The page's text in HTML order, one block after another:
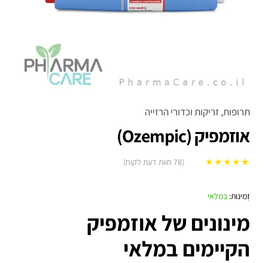
תרופות, זריקות וכדורי הרזייה
אוזמפיק (Ozempic)
על דירוגים של
לקוחות
78חוות דעת לקוח)
זְמִינוּת:בִּמלַאִי
מינונים של אוזמפיק
הקיימים במלאי